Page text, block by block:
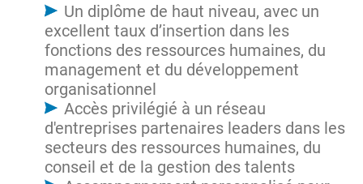
Un diplôme de haut niveau, avec un
excellent taux d’insertion dans les
fonctions des ressources humaines, du
management et du développement
organisationnel
Accès privilégié à un réseau
d'entreprises partenaires leaders dans les
secteurs des ressources humaines, du
conseil et de la gestion des talents